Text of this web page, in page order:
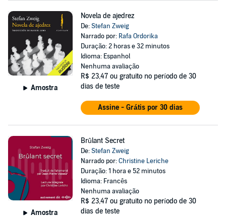
Amostra
Novela de ajedrez
De:Stefan Zweig
Narrado por: Rafa Ordorika
Duração: 2 horas e 32 minutos
Idioma: Espanhol
Nenhuma avaliação
R$ 23,47 ou gratuito no período de 30
dias de teste
Assine - Grátis por 30 dias
Amostra
Brûlant Secret
De:Stefan Zweig
Narrado por:Christine Leriche
Duração: 1 hora e 52 minutos
Idioma: Francês
Nenhuma avaliação
R$ 23,47 ou gratuito no período de 30
dias de teste